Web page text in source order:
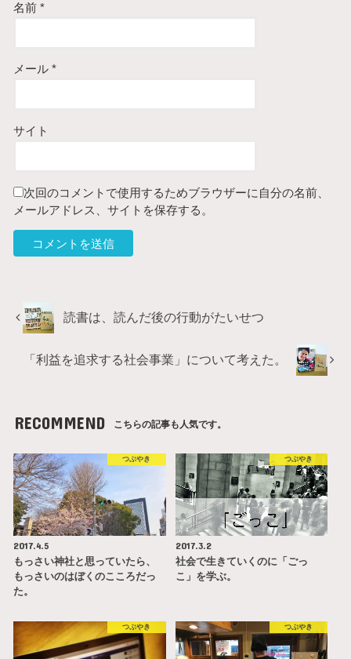
名前*
メール*
サイト
次回のコメントで使用するためブラウザーに自分の名前、
メールアドレス、サイトを保存する。
読書は、読んだ後の行動がたいせつ
「利益を追求する社会事業」について考えた。
RECOMMEND こちらの記事も人気です。
つぶやき
2017.4.5
もっさい神社と思っていたら、
もっさいのはぼくのこころだっ
た。
つぶやき
2017.3.2
社会で生きていくのに「ごっ
こ」を学ぶ。
つぶやき つぶやき